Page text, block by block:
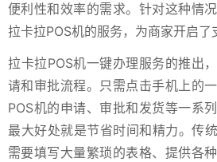
便利性和效率的需求。针对这种情
拉卡拉POS机的服务，为商家开启了
拉卡拉POS机一键办理服务的推出
请和审批流程。只需点击手机上的
POS机的申请、审批和发货等一系
最大好处就是节省时间和精力。传
需要填写大量繁琐的表格、提供各